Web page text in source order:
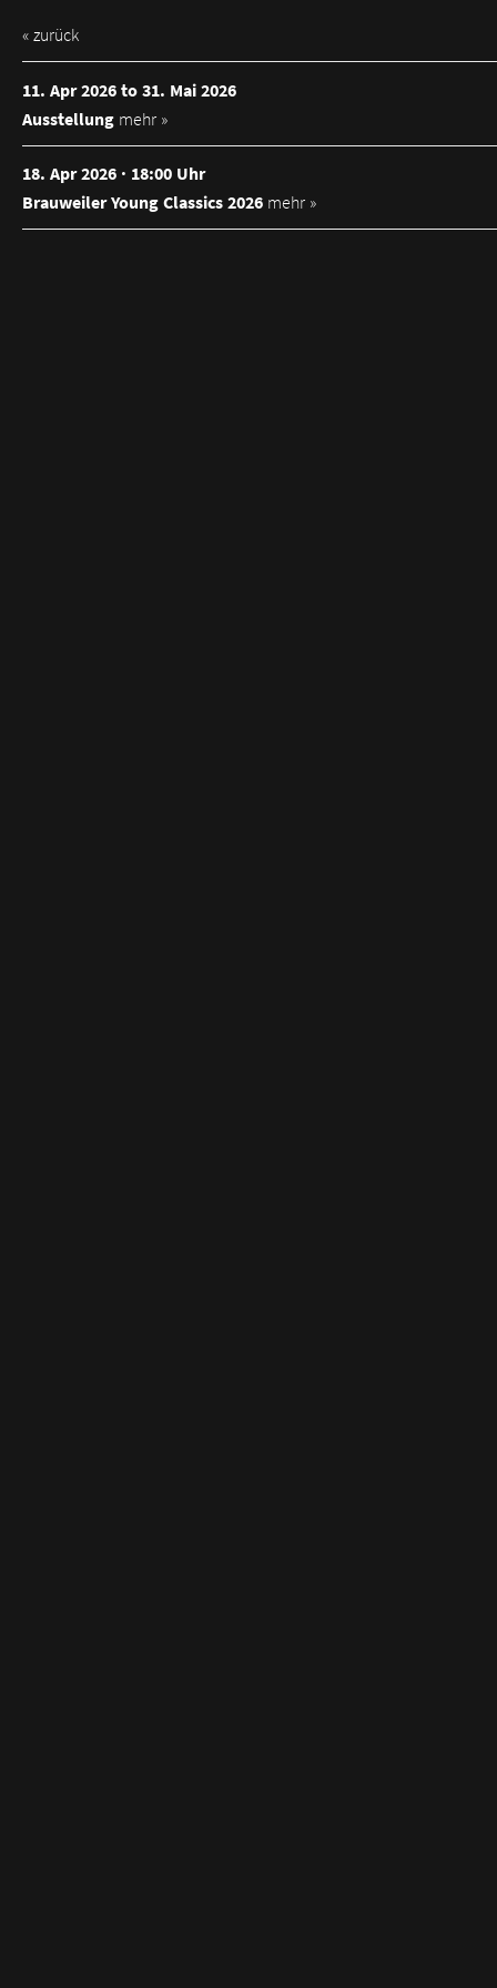
« zurück
11. Apr 2026 to 31. Mai 2026
Ausstellung mehr »
18. Apr 2026 · 18:00 Uhr
Brauweiler Young Classics 2026 mehr »